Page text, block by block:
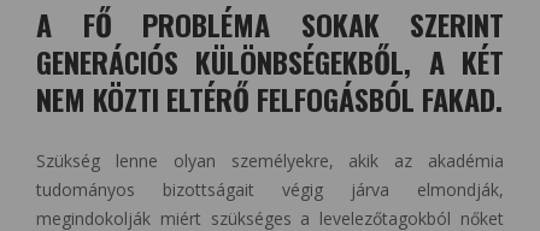
A FŐ PROBLÉMA SOKAK SZERINT
GENERÁCIÓS KÜLÖNBSÉGEKBŐL, A KÉT
NEM KÖZTI ELTÉRŐ FELFOGÁSBÓL FAKAD.
Szükség lenne olyan személyekre, akik az akadémia
tudományos bizottságait végig járva elmondják,
megindokolják miért szükséges a levelezőtagokból nőket